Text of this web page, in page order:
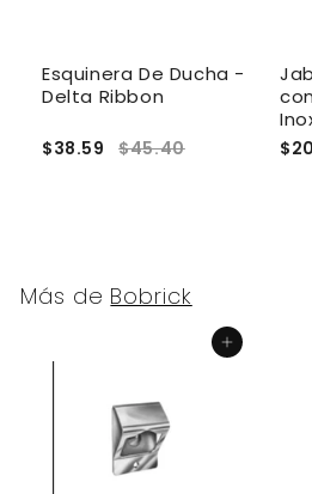
Esquinera De Ducha -
Delta Ribbon
$38.59 $45.40
Más de Bobrick
Agregar al carrito